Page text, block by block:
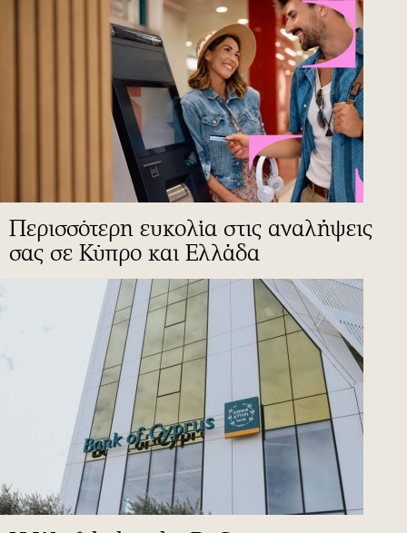
Περισσότερη ευκολία στις αναλήψεις
σας σε Κύπρο και Ελλάδα